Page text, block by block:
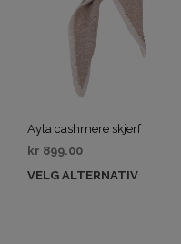
Ayla cashmere skjerf
kr 899.00
VELG ALTERNATIV